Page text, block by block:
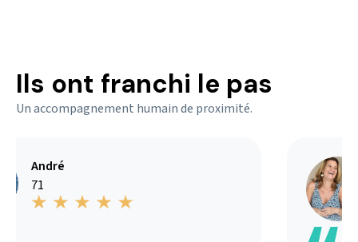
Ils ont franchi le pas
Un accompagnement humain de proximité.
André
71